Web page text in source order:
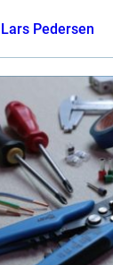
Lars Pedersen